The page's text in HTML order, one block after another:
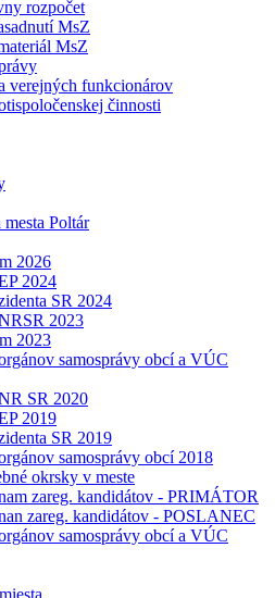
rozpočet
MsZ
MsZ
verejných funkcionárov
činnosti
mesta Poltár
2026
2024
SR 2024
2023
2023
samosprávy obcí a VÚC
SR 2020
2019
SR 2019
samosprávy obcí 2018
okrsky v meste
zareg. kandidátov - PRIMÁTOR
zareg. kandidátov - POSLANEC
samosprávy obcí a VÚC